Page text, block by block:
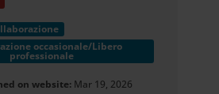
occasionale/Libero
professionale
on website: Mar 19, 2026